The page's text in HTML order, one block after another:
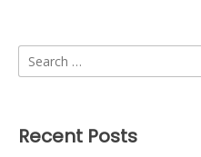
Search
for:
Recent Posts